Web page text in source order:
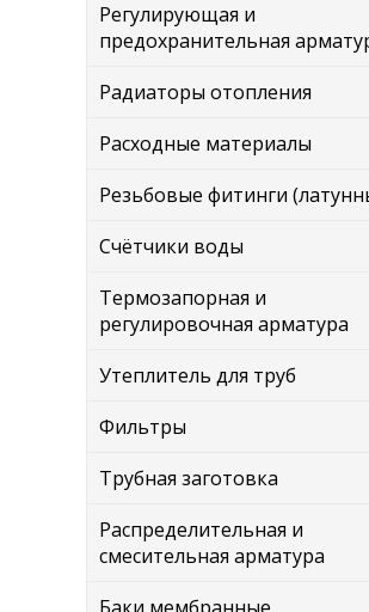
Регулирующая и
предохранительная
Радиаторы отопления
Расходные материалы
Резьбовые фитинги
Счётчики воды
Термозапорная и
регулировочная арматура
Утеплитель для труб
Фильтры
Трубная заготовка
Распределительная и
смесительная арматура